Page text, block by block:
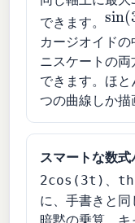
できます。
sin(
カージオイド
ニスケートの
できます。ほ
つの曲線しか描
スマートな数
2cos(3t) 、
に、手書きと同